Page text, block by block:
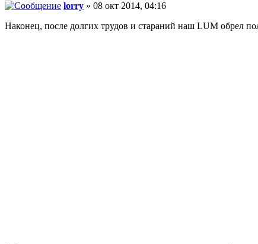
lorry » 08 окт 2014, 04:16
Наконец, после долгих трудов и стараний наш LUM обрел